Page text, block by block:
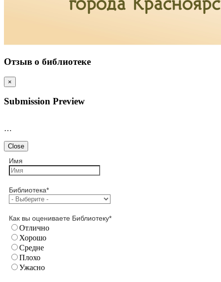
Отзыв о библиотеке
×
Submission Preview
…
Close
Имя
Библиотека*
Как вы оцениваете Библиотеку*
Отлично
Хорошо
Средне
Плохо
Ужасно